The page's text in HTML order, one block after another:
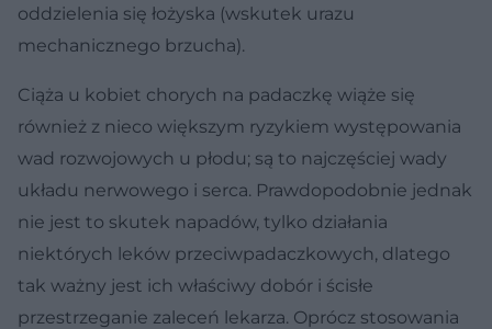
oddzielenia się łożyska (wskutek urazu
mechanicznego brzucha).
Ciąża u kobiet chorych na padaczkę wiąże się
również z nieco większym ryzykiem występowania
wad rozwojowych u płodu; są to najczęściej wady
układu nerwowego i serca. Prawdopodobnie jednak
nie jest to skutek napadów, tylko działania
niektórych leków przeciwpadaczkowych, dlatego
tak ważny jest ich właściwy dobór i ścisłe
przestrzeganie zaleceń lekarza. Oprócz stosowania